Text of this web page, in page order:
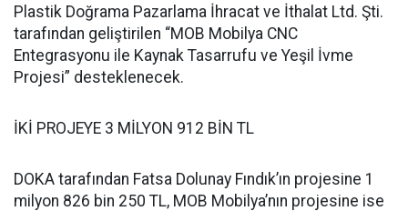
Plastik Doğrama Pazarlama İhracat ve İthalat Ltd. Şti.
tarafından geliştirilen “MOB Mobilya CNC
Entegrasyonu ile Kaynak Tasarrufu ve Yeşil İvme
Projesi” desteklenecek.
İKİ PROJEYE 3 MİLYON 912 BİN TL
DOKA tarafından Fatsa Dolunay Fındık’ın projesine 1
milyon 826 bin 250 TL, MOB Mobilya’nın projesine ise